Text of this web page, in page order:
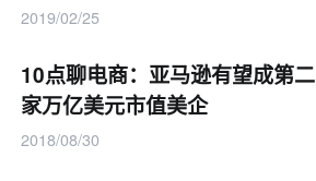
2019/02/25
10点聊电商：亚马逊有望成第二
家万亿美元市值美企
2018/08/30